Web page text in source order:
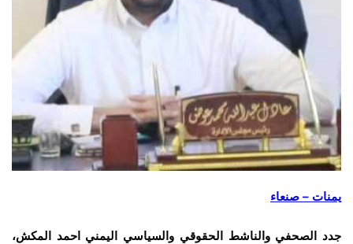
يمنات – صنعاء
جدد الصحفي والناشط الحقوقي والسياسي اليمني احمد المكش،